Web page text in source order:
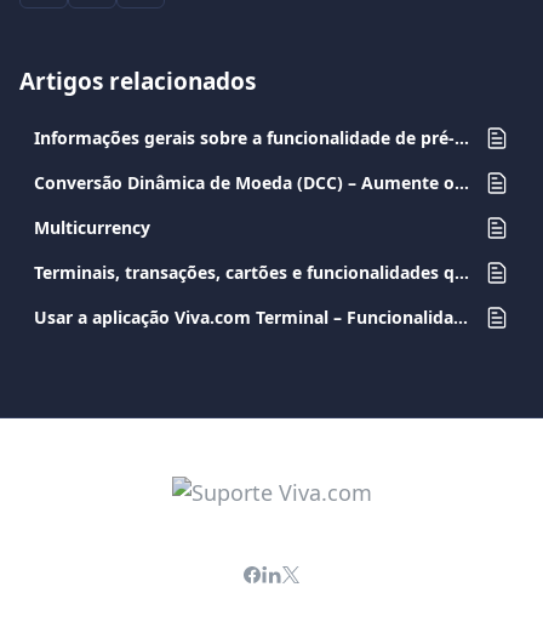
Artigos relacionados
Informações gerais sobre a funcionalidade de pré-autorização
Conversão Dinâmica de Moeda (DCC) – Aumente os seus lucros em cada transação
Multicurrency
Terminais, transações, cartões e funcionalidades que suportam sobretaxa
Usar a aplicação Viva.com Terminal – Funcionalidades e Tipos de Transações